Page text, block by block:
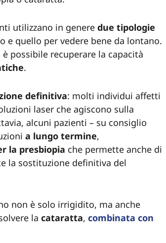
utilizzano in genere due tipologie
e quello per vedere bene da lontano.
possibile recuperare la capacità
.
definitiva: molti individui affetti
laser che agiscono sulla
alcuni pazienti – su consiglio
a lungo termine,
la presbiopia che permette anche di
la sostituzione definitiva del
non è solo irrigidito, ma anche
la cataratta, combinata con